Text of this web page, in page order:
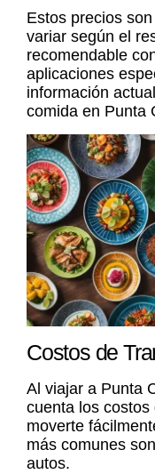
Estos precios
variar según el
recomendable
aplicaciones
información
comida en Punta
Costos de
Al viajar a Punta
cuenta los
moverte
más comunes
autos.